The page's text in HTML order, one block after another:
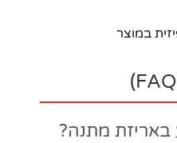
במוצר
באריזת מתנה?